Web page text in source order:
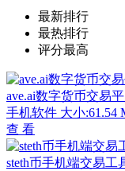
最新排行
最热排行
评分最高
ave.ai数字货币交易
手机软件 大小:61.54
查 看
steth币手机端交易工